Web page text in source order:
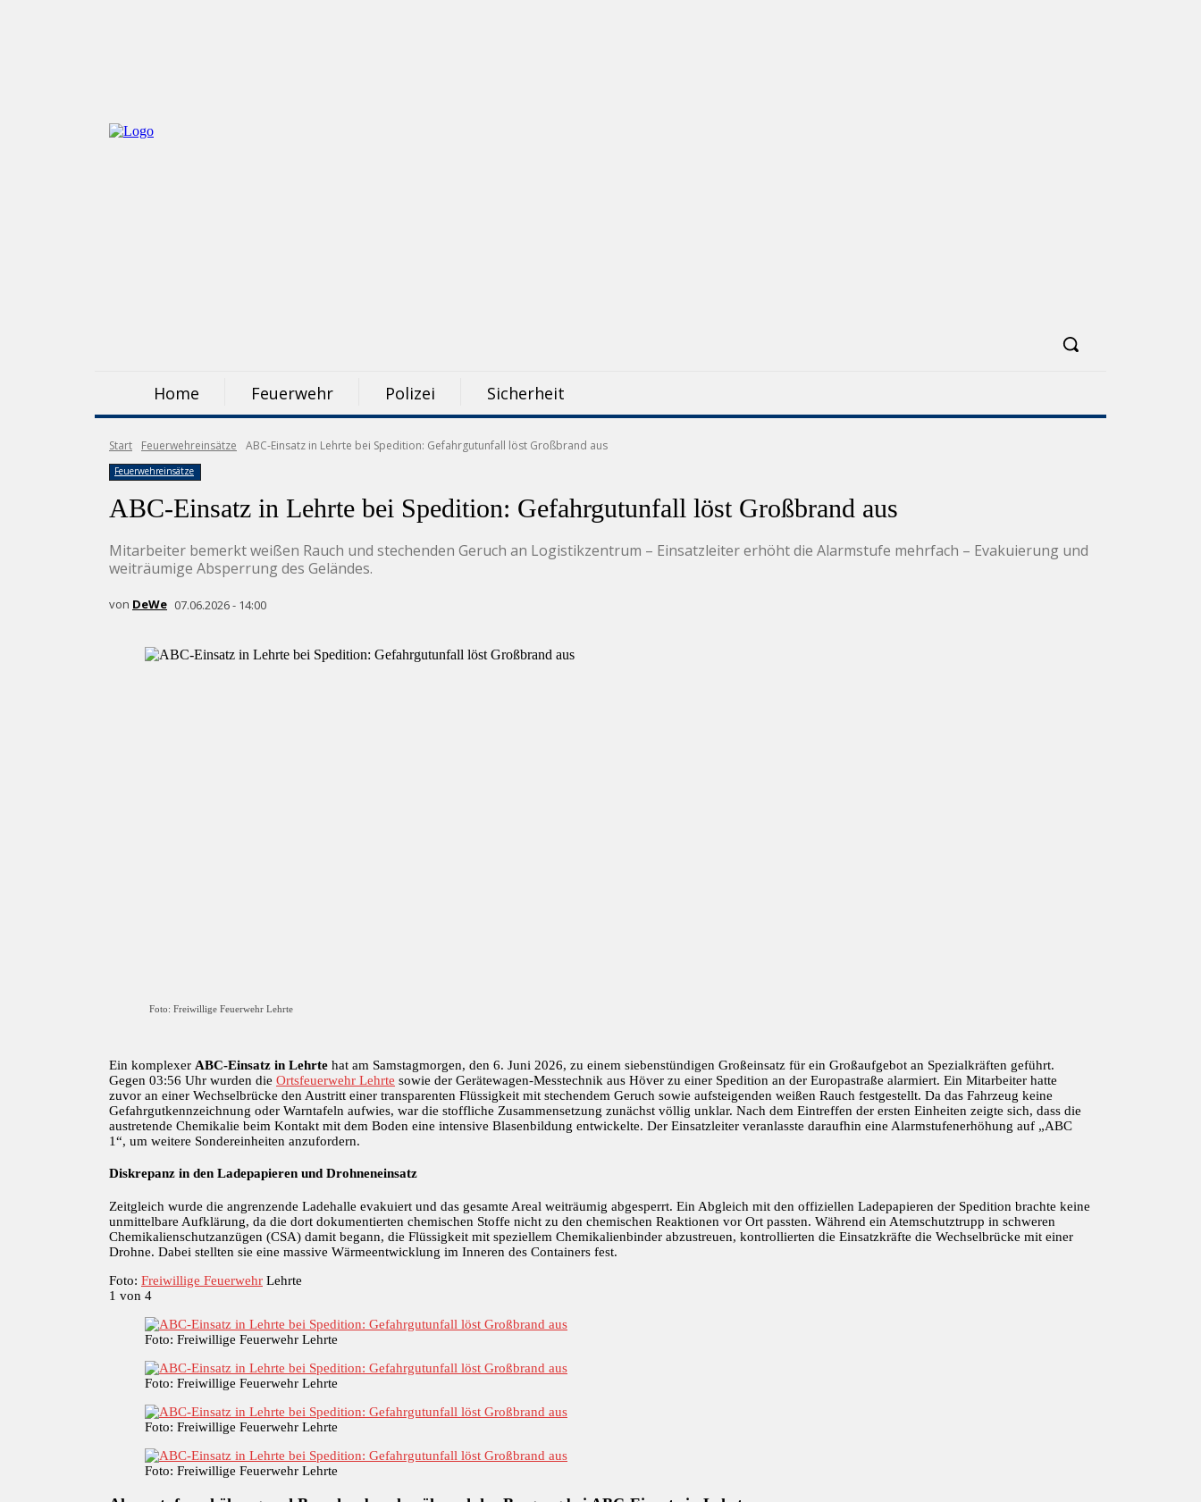
Home Feuerwehr Polizei Sicherheit
Start Feuerwehreinsätze ABC-Einsatz in Lehrte bei Spedition: Gefahrgutunfall löst Großbrand aus
Feuerwehreinsätze
ABC-Einsatz in Lehrte bei Spedition: Gefahrgutunfall löst Großbrand aus
Mitarbeiter bemerkt weißen Rauch und stechenden Geruch an Logistikzentrum – Einsatzleiter erhöht die Alarmstufe mehrfach – Evakuierung und
weiträumige Absperrung des Geländes.
von DeWe 07.06.2026 - 14:00
Foto: Freiwillige Feuerwehr Lehrte
Ein komplexer ABC-Einsatz in Lehrte hat am Samstagmorgen, den 6. Juni 2026, zu einem siebenstündigen Großeinsatz für ein Großaufgebot an Spezialkräften geführt.
Gegen 03:56 Uhr wurden die Ortsfeuerwehr Lehrte sowie der Gerätewagen-Messtechnik aus Höver zu einer Spedition an der Europastraße alarmiert. Ein Mitarbeiter hatte
zuvor an einer Wechselbrücke den Austritt einer transparenten Flüssigkeit mit stechendem Geruch sowie aufsteigenden weißen Rauch festgestellt. Da das Fahrzeug keine
Gefahrgutkennzeichnung oder Warntafeln aufwies, war die stoffliche Zusammensetzung zunächst völlig unklar. Nach dem Eintreffen der ersten Einheiten zeigte sich, dass die
austretende Chemikalie beim Kontakt mit dem Boden eine intensive Blasenbildung entwickelte. Der Einsatzleiter veranlasste daraufhin eine Alarmstufenerhöhung auf „ABC
1“, um weitere Sondereinheiten anzufordern.
Diskrepanz in den Ladepapieren und Drohneneinsatz
Zeitgleich wurde die angrenzende Ladehalle evakuiert und das gesamte Areal weiträumig abgesperrt. Ein Abgleich mit den offiziellen Ladepapieren der Spedition brachte keine
unmittelbare Aufklärung, da die dort dokumentierten chemischen Stoffe nicht zu den chemischen Reaktionen vor Ort passten. Während ein Atemschutztrupp in schweren
Chemikalienschutzanzügen (CSA) damit begann, die Flüssigkeit mit speziellem Chemikalienbinder abzustreuen, kontrollierten die Einsatzkräfte die Wechselbrücke mit einer
Drohne. Dabei stellten sie eine massive Wärmeentwicklung im Inneren des Containers fest.
Foto: Freiwillige Feuerwehr Lehrte
1 von 4
Foto: Freiwillige Feuerwehr Lehrte
Foto: Freiwillige Feuerwehr Lehrte
Foto: Freiwillige Feuerwehr Lehrte
Foto: Freiwillige Feuerwehr Lehrte